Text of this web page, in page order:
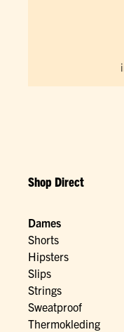
Shop Direct
Dames
Shorts
Hipsters
Slips
Strings
Sweatproof
Thermokleding